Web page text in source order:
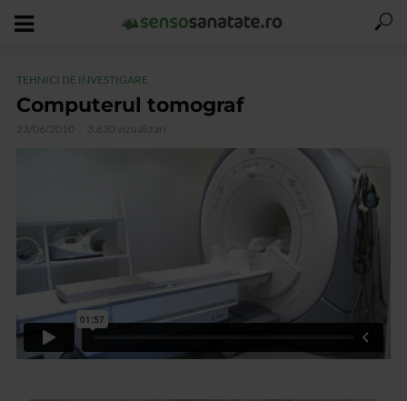
TEHNICI DE INVESTIGARE
Computerul tomograf
23/06/2010 3.630 vizualizari